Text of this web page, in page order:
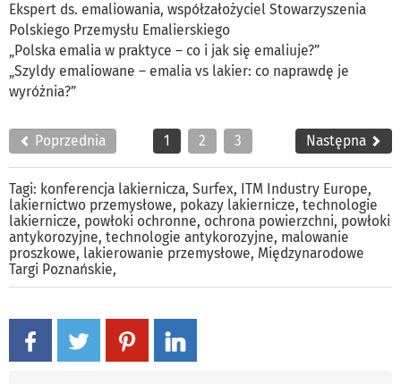
Ekspert ds. emaliowania, współzałożyciel Stowarzyszenia
Polskiego Przemysłu Emalierskiego
„Polska emalia w praktyce – co i jak się emaliuje?”
„Szyldy emaliowane – emalia vs lakier: co naprawdę je
wyróżnia?”
Poprzednia 1 2 3 Następna
Tagi: konferencja lakiernicza, Surfex, ITM Industry Europe,
lakiernictwo przemysłowe, pokazy lakiernicze, technologie
lakiernicze, powłoki ochronne, ochrona powierzchni, powłoki
antykorozyjne, technologie antykorozyjne, malowanie
proszkowe, lakierowanie przemysłowe, Międzynarodowe
Targi Poznańskie,